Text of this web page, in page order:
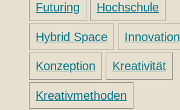
Futuring Hochschule
Hybrid Space Innovation
Konzeption Kreativität
Kreativmethoden